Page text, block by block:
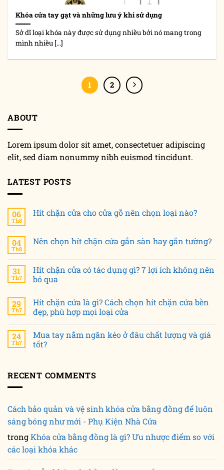
Khóa cửa tay gạt và những lưu ý khi sử dụng
Sở dĩ loại khóa này được sử dụng nhiều bởi nó mang trong
mình nhiều [...]
1 2
ABOUT
Lorem ipsum dolor sit amet, consectetuer adipiscing
elit, sed diam nonummy nibh euismod tincidunt.
LATEST POSTS
06
Th8
Hít chặn cửa cho cửa gỗ nên chọn loại nào?
04
Th8
Nên chọn hít chặn cửa gắn sàn hay gắn tường?
31
Th7
Hít chặn cửa có tác dụng gì? 7 lợi ích không nên
bỏ qua
29
Th7
Hít chặn cửa là gì? Cách chọn hít chặn cửa bền
đẹp, phù hợp mọi loại cửa
24
Th7
Mua tay nắm ngăn kéo ở đâu chất lượng và giá
tốt?
RECENT COMMENTS
Cách bảo quản và vệ sinh khóa cửa bằng đồng để luôn
sáng bóng như mới - Phụ Kiện Nhà Cửa
trongKhóa cửa bằng đồng là gì? Ưu nhược điểm so với
các loại khóa khác